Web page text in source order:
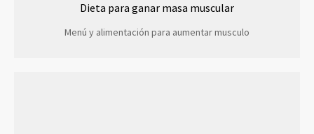
Dieta para ganar masa muscular
Menú y alimentación para aumentar musculo